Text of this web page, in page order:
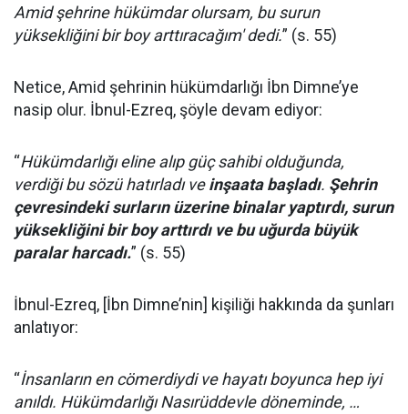
Amid şehrine hükümdar olursam, bu surun
yüksekliğini bir boy arttıracağım' dedi.” (s. 55)
Netice, Amid şehrinin hükümdarlığı İbn Dimne’ye
nasip olur. İbnul-Ezreq, şöyle devam ediyor:
“Hükümdarlığı eline alıp güç sahibi olduğunda,
verdiği bu sözü hatırladı veinşaata başladı. Şehrin
çevresindeki surların üzerine binalar yaptırdı, surun
yüksekliğini bir boy arttırdı ve bu uğurda büyük
paralar harcadı.” (s. 55)
İbnul-Ezreq, [İbn Dimne’nin] kişiliği hakkında da şunları
anlatıyor:
“İnsanların en cömerdiydi ve hayatı boyunca hep iyi
anıldı. Hükümdarlığı Nasırüddevle döneminde, …